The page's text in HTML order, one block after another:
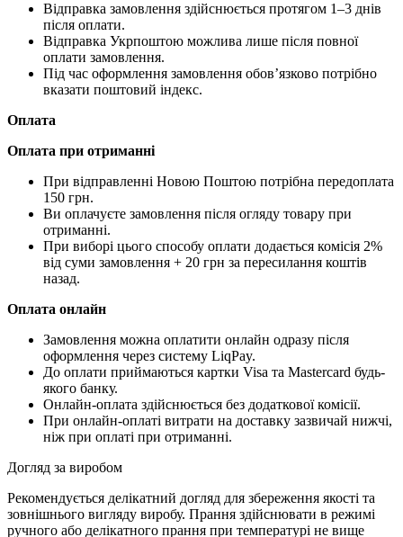
Відправка замовлення здійснюється протягом 1–3 днів
після оплати.
Відправка Укрпоштою можлива лише після повної
оплати замовлення.
Під час оформлення замовлення обов’язково потрібно
вказати поштовий індекс.
Оплата
Оплата при отриманні
При відправленні Новою Поштою потрібна передоплата
150 грн.
Ви оплачуєте замовлення після огляду товару при
отриманні.
При виборі цього способу оплати додається комісія 2%
від суми замовлення + 20 грн за пересилання коштів
назад.
Оплата онлайн
Замовлення можна оплатити онлайн одразу після
оформлення через систему LiqPay.
До оплати приймаються картки Visa та Mastercard будь-
якого банку.
Онлайн-оплата здійснюється без додаткової комісії.
При онлайн-оплаті витрати на доставку зазвичай нижчі,
ніж при оплаті при отриманні.
Догляд за виробом
Рекомендується делікатний догляд для збереження якості та
зовнішнього вигляду виробу. Прання здійснювати в режимі
ручного або делікатного прання при температурі не вище